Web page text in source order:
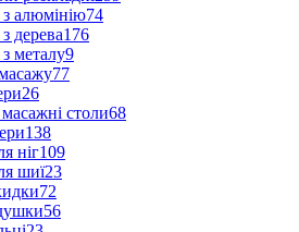
алюмінію74
дерева176
металу9
77
26
столи68
138
ніг109
шиї23
72
56